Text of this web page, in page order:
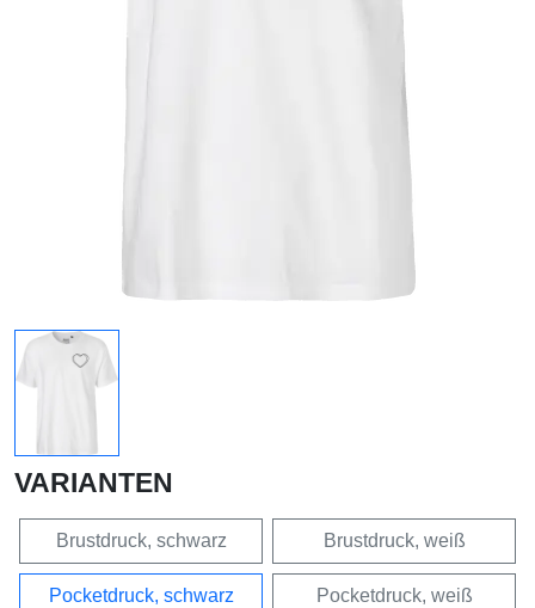
VARIANTEN
Brustdruck, schwarz Brustdruck, weiß
Pocketdruck, schwarz Pocketdruck, weiß